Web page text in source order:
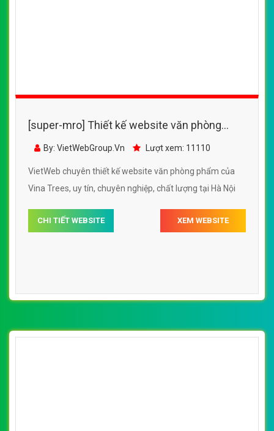
[super-mro] Thiết kế website văn phòng
phẩm của Vina Trees đẹp SEO tốt
By: VietWebGroup.Vn Lượt xem: 11110
VietWeb chuyên thiết kế website văn phòng phẩm của
Vina Trees, uy tín, chuyên nghiệp, chất lượng tại Hà Nội
CHI TIẾT WEBSITE XEM WEBSITE